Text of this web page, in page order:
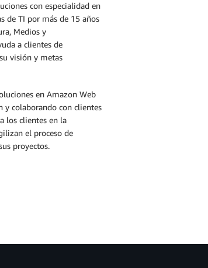
con especialidad en
de TI por más de 15 años
Medios y
a clientes de
visión y metas
en Amazon Web
y colaborando con clientes
los clientes en la
el proceso de
proyectos.